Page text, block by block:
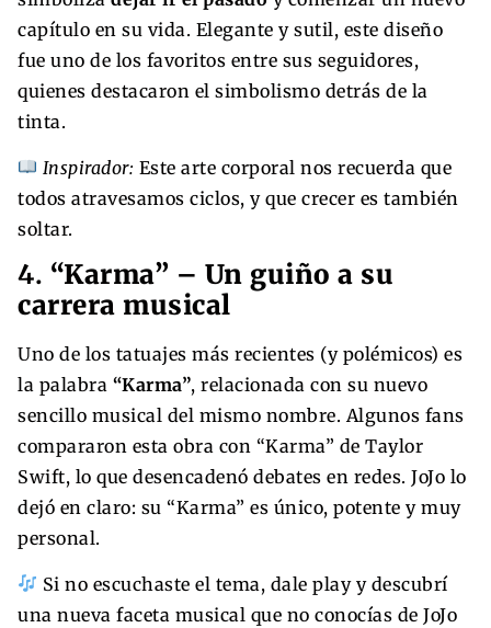
capítulo en su vida. Elegante y sutil, este diseño
fue uno de los favoritos entre sus seguidores,
quienes destacaron el simbolismo detrás de la
tinta.
Inspirador: Este arte corporal nos recuerda que
todos atravesamos ciclos, y que crecer es también
soltar.
4. “Karma” – Un guiño a su
carrera musical
Uno de los tatuajes más recientes (y polémicos) es
la palabra “Karma”, relacionada con su nuevo
sencillo musical del mismo nombre. Algunos fans
compararon esta obra con “Karma” de Taylor
Swift, lo que desencadenó debates en redes. JoJo lo
dejó en claro: su “Karma” es único, potente y muy
personal.
Si no escuchaste el tema, dale play y descubrí
una nueva faceta musical que no conocías de JoJo